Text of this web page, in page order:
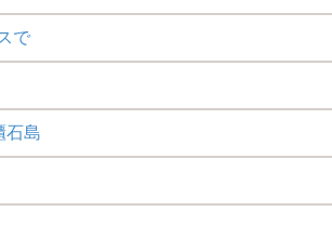
で
石島